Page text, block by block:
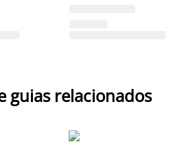
guias relacionados